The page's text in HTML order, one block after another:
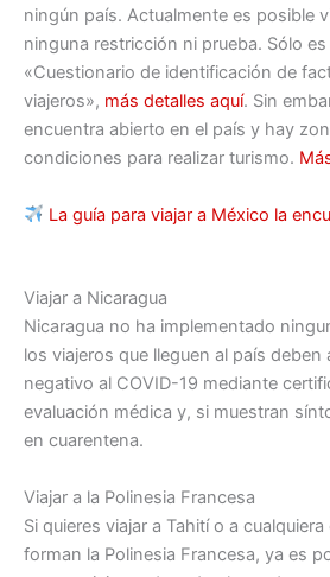
ningún país. Actualmente es posible
ninguna restricción ni prueba. Sólo
«Cuestionario de identificación de
viajeros», más detalles aquí. Sin
encuentra abierto en el país y hay
condiciones para realizar turismo.
La guía para viajar a México la
Viajar a Nicaragua
Nicaragua no ha implementado
los viajeros que lleguen al país deben
negativo al COVID-19 mediante
evaluación médica y, si muestran
en cuarentena.
Viajar a la Polinesia Francesa
Si quieres viajar a Tahití o a
forman la Polinesia Francesa, ya es